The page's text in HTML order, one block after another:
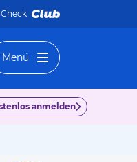
Menü
anmelden